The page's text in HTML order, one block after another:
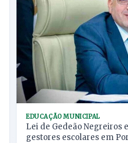
EDUCAÇÃO MUNICIPAL
Lei de Gedeão Negreiros
gestores escolares em